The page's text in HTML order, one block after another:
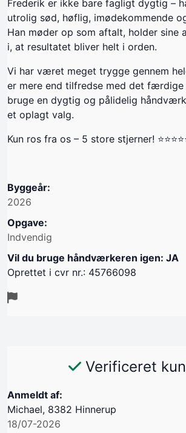
Frederik er ikke bare fagligt dygtig –
utrolig sød, høflig, imødekommende
Han møder op som aftalt, holder sine
i, at resultatet bliver helt i orden.
Vi har været meget trygge gennem
er mere end tilfredse med det færdige
bruge en dygtig og pålidelig
et oplagt valg.
Kun ros fra os – 5 store stjerner!
Byggeår:
2026
Opgave:
Indvendig
Vil du bruge håndværkeren igen: JA
Oprettet i cvr nr.: 45766098
Verificeret
Anmeldt af:
Michael, 8382 Hinnerup
18/07-2026